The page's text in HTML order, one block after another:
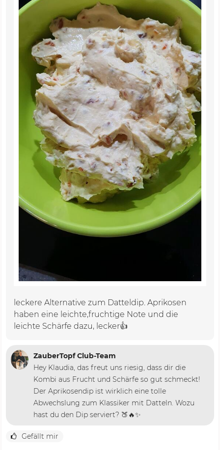
leckere Alternative zum Datteldip. Aprikosen
haben eine leichte,fruchtige Note und die
leichte Schärfe dazu, lecker👍
ZauberTopf Club-Team
Hey Klaudia, das freut uns riesig, dass dir die
Kombi aus Frucht und Schärfe so gut schmeckt!
Der Aprikosendip ist wirklich eine tolle
Abwechslung zum Klassiker mit Datteln. Wozu
hast du den Dip serviert? 🍑🔥✨
Gefällt mir